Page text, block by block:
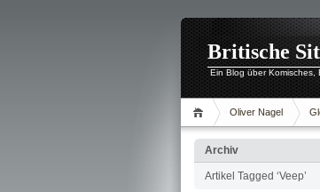
Britische
Ein Blog über Komisches,
Oliver Nagel
Archiv
Artikel Tagged ‘Veep’